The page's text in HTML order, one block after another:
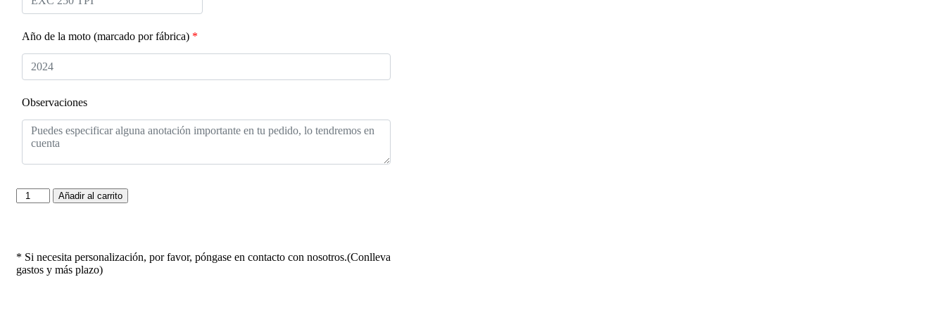
Año de la moto (marcado por fábrica) *
Observaciones
Añadir al carrito
* Si necesita personalización, por favor, póngase en contacto con nosotros.(Conlleva
gastos y más plazo)